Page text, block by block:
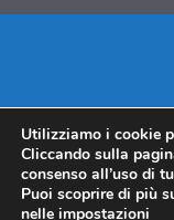
Utilizziamo i cookie
Cliccando sulla
consenso all’uso di
Puoi scoprire di più
nelle impostazioni